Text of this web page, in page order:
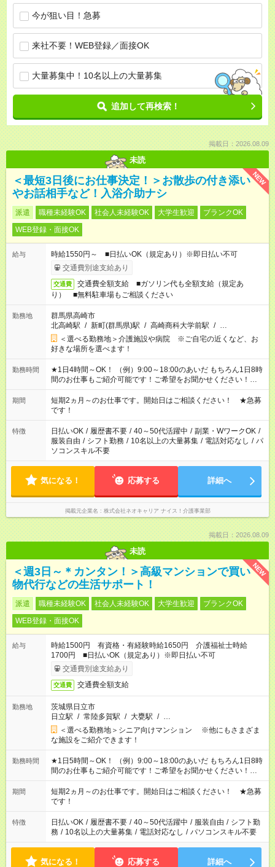
今が狙い目！急募
来社不要！WEB登録／面接OK
大量募集中！10名以上の大量募集
追加して再検索！
掲載日：2026.08.09
未読
NEW
＜最短3日後にお仕事決定！＞お散歩の付き添い
やお話相手など！入浴介助ナシ
派遣 職種未経験OK 社会人未経験OK 大学生歓迎
ブランクOK
WEB登録・面接OK
給与
時給1550円～ ■日払いOK（規定あり）※即日払い不可
交通費別途支給あり
交通費
交通費全額支給 ■ガソリン代も全額支給（規定あ
り） ■無料駐車場もご相談ください
勤務地
群馬県高崎市
北高崎駅 / 新町(群馬県)駅 / 高崎商科大学前駅 / …
＜選べる勤務地＞介護施設や病院 ※ご自宅の近くなど、お
好きな場所を選べます！
勤務時間
★1日4時間～OK！ （例）9:00～18:00のあいだ もちろん1日8時
間のお仕事もご紹介可能です！ご希望をお聞かせください！★家
庭の都合でお休みが必要な場合も遠慮なくご相談ください。 ※
週最低15時間以上の勤務が必要です
期間
短期2ヵ月～のお仕事です。開始日はご相談ください！ ★急募
です！
特徴 日払いOK / 履歴書不要 / 40～50代活躍中 / 副業・WワークOK /
服装自由 / シフト勤務 / 10名以上の大量募集 / 電話対応なし / パ
ソコンスキル不要
気になる！ 応募する 詳細へ
掲載元企業名 株式会社ネオキャリア ナイス！介護事業部
掲載日：2026.08.09
未読
NEW
＜週3日～＊カンタン！＞高級マンションで買い
物代行などの生活サポート！
派遣 職種未経験OK 社会人未経験OK 大学生歓迎
ブランクOK
WEB登録・面接OK
給与
時給1500円 有資格・有経験時給1650円 介護福祉士時給
1700円 ■日払いOK（規定あり）※即日払い不可
交通費別途支給あり
交通費 交通費全額支給
勤務地
茨城県日立市
日立駅 / 常陸多賀駅 / 大甕駅 / …
＜選べる勤務地＞シニア向けマンション ※他にもさまざま
な施設をご紹介できます！
勤務時間
★1日5時間～OK！ （例）9:00～18:00のあいだ もちろん1日8時
間のお仕事もご紹介可能です！ご希望をお聞かせください！★家
庭の都合でお休みが必要な場合も遠慮なくご相談ください。 ※
週最低15時間以上の勤務が必要です
期間
短期2ヵ月～のお仕事です。開始日はご相談ください！ ★急募
です！
特徴 日払いOK / 履歴書不要 / 40～50代活躍中 / 服装自由 / シフト勤
務 / 10名以上の大量募集 / 電話対応なし / パソコンスキル不要
気になる！ 応募する 詳細へ